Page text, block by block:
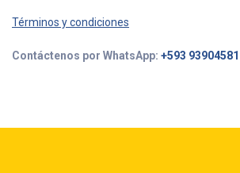
Términos y condiciones
Contáctenos por WhatsApp: +593